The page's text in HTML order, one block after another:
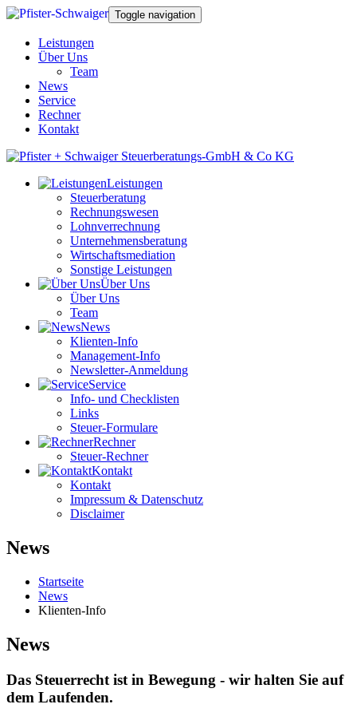
Toggle navigation
Leistungen
Über Uns
Team
News
Service
Rechner
Kontakt
Leistungen
Steuerberatung
Rechnungswesen
Lohnverrechnung
Unternehmensberatung
Wirtschaftsmediation
Sonstige Leistungen
Über Uns
Über Uns
Team
News
Klienten-Info
Management-Info
Newsletter-Anmeldung
Service
Info- und Checklisten
Links
Steuer-Formulare
Rechner
Steuer-Rechner
Kontakt
Kontakt
Impressum & Datenschutz
Disclaimer
News
Startseite
News
Klienten-Info
News
Das Steuerrecht ist in Bewegung - wir halten Sie auf
dem Laufenden.